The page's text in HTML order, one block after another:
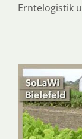
Erntelogistik